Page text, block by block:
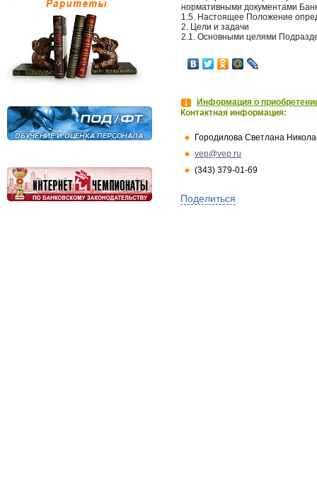
нормативными документами
1.5. Настоящее Положение
2. Цели и задачи
2.1. Основными целями
Информация о
Контактная информация:
Городилова Светлана
vep@vep.ru
(343) 379-01-69
Поделиться